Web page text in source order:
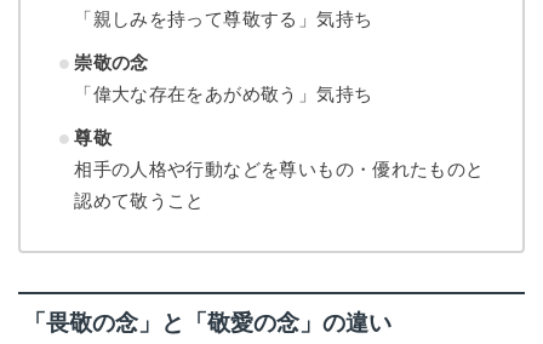
「親しみを持って尊敬する」気持ち
崇敬の念
「偉大な存在をあがめ敬う」気持ち
尊敬
相手の人格や行動などを尊いもの・優れたものと
認めて敬うこと
「畏敬の念」と「敬愛の念」の違い